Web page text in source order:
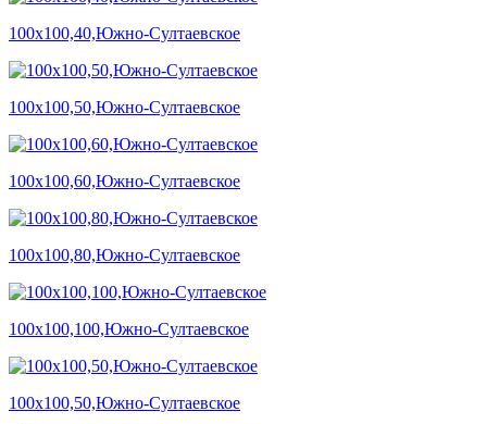
100х100,40,Южно-Султаевское
100х100,50,Южно-Султаевское
100х100,60,Южно-Султаевское
100х100,80,Южно-Султаевское
100х100,100,Южно-Султаевское
100х100,50,Южно-Султаевское